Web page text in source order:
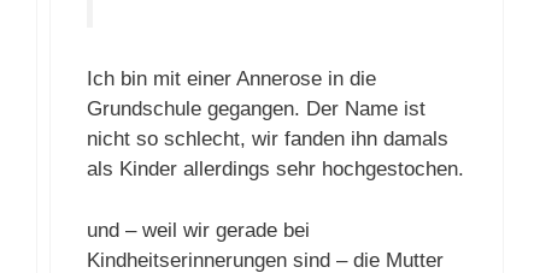
Ich bin mit einer Annerose in die
Grundschule gegangen. Der Name ist
nicht so schlecht, wir fanden ihn damals
als Kinder allerdings sehr hochgestochen.
und – weil wir gerade bei
Kindheitserinnerungen sind – die Mutter